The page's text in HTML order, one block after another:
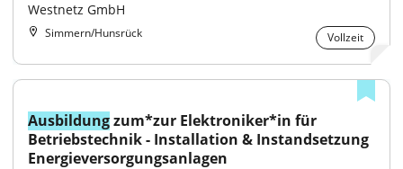
Westnetz GmbH
Simmern/Hunsrück Vollzeit
Ausbildung zum*zur Elektroniker*in für
Betriebstechnik - Installation & Instandsetzung
Energieversorgungsanlagen